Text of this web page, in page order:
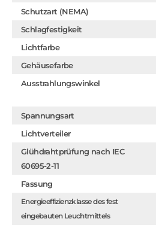
Schutzart (NEMA)
Schlagfestigkeit
Lichtfarbe
Gehäusefarbe
Ausstrahlungswinkel
Spannungsart
Lichtverteiler
Glühdrahtprüfung nach IEC
60695-2-11
Fassung
Energieeffizienzklasse des fest
eingebauten Leuchtmittels